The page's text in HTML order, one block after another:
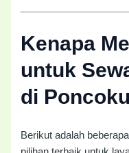
Kenapa
untuk
di
Berikut adalah